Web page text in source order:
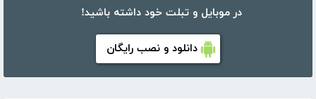
در موبایل و تبلت خود داشته باشید!
دانلود و نصب رایگان